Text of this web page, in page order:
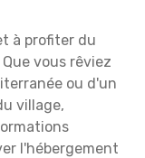
à profiter du
vous rêviez
ou d'un
village,
l'hébergement